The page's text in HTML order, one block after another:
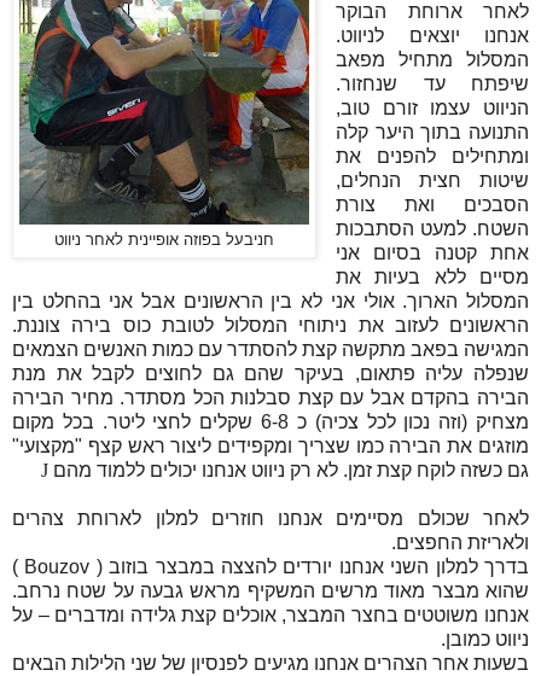
חניבעל בפוזה אופיינית לאחר ניווט
לאחר ארוחת הבוקר
אנחנו יוצאים לניווט.
המסלול מתחיל מפאב
שיפתח עד שנחזור.
הניווט עצמו זורם טוב,
התנועה בתוך היער קלה
ומתחילים להפנים את
שיטות חצית הנחלים,
הסבכים ואת צורת
השטח. למעט הסתבכות
אחת קטנה בסיום אני
מסיים ללא בעיות את
המסלול הארוך. אולי אני לא בין הראשונים אבל אני בהחלט בין
הראשונים לעזוב את ניתוחי המסלול לטובת כוס בירה צוננת.
המגישה בפאב מתקשה קצת להסתדר עם כמות האנשים הצמאים
שנפלה עליה פתאום, בעיקר שהם גם לחוצים לקבל את מנת
הבירה בהקדם אבל עם קצת סבלנות הכל מסתדר. מחיר הבירה
מצחיק (וזה נכון לכל צכיה) כ 6-8 שקלים לחצי ליטר. בכל מקום
מוזגים את הבירה כמו שצריך ומקפידים ליצור ראש קצף "מקצועי"
גם כשזה לוקח קצת זמן. לא רק ניווט אנחנו יכולים ללמוד מהם J
לאחר שכולם מסיימים אנחנו חוזרים למלון לארוחת צהרים
ולאריזת החפצים.
בדרך למלון השני אנחנו יורדים להצצה במבצר בוזוב ( Bouzov
)
שהוא מבצר מאוד מרשים המשקיף מראש גבעה על שטח נרחב.
אנחנו משוטטים בחצר המבצר, אוכלים קצת גלידה ומדברים – על
ניווט כמובן.
בשעות אחר הצהרים אנחנו מגיעים לפנסיון של שני הלילות הבאים